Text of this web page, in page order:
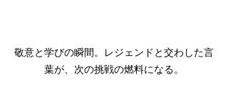
敬意と学びの瞬間。レジェンドと交わした言
葉が、次の挑戦の燃料になる。